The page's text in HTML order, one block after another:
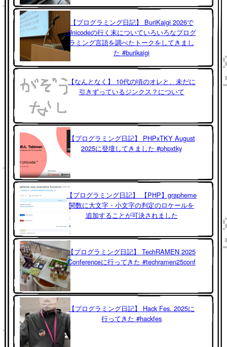
【プログラミング日記】 BuriKaigi 2026で
Unicodeの行く末についていろいろなプログ
ラミング言語を調べたトークをしてきまし
た #burikaigi
【なんとなく】 10代の頃のオレと、未だに
引きずっているジンクス？について
【プログラミング日記】 PHPxTKY August
2025に登壇してきました #phpxtky
【プログラミング日記】 【PHP】grapheme
関数に大文字・小文字の判定のロケールを
追加することが可決されました
【プログラミング日記】 TechRAMEN 2025
Conferenceに行ってきた #techramen25conf
【プログラミング日記】 Hack Fes. 2025に
行ってきた #hackfes